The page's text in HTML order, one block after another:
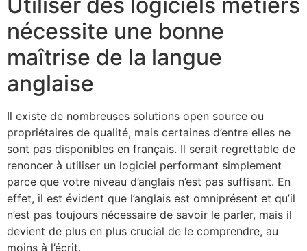
Utiliser des logiciels métiers
nécessite une bonne
maîtrise de la langue
anglaise
Il existe de nombreuses solutions open source ou
propriétaires de qualité, mais certaines d’entre elles ne
sont pas disponibles en français. Il serait regrettable de
renoncer à utiliser un logiciel performant simplement
parce que votre niveau d’anglais n’est pas suffisant. En
effet, il est évident que l’anglais est omniprésent et qu’il
n’est pas toujours nécessaire de savoir le parler, mais il
devient de plus en plus crucial de le comprendre, au
moins à l’écrit.